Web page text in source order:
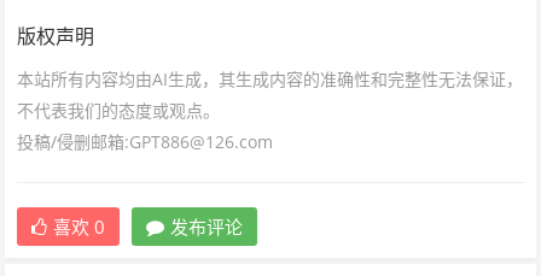
版权声明
本站所有内容均由AI生成，其生成内容的准确性和完整性无法保证，
不代表我们的态度或观点。
投稿/侵删邮箱:GPT886@126.com
喜欢 0 发布评论